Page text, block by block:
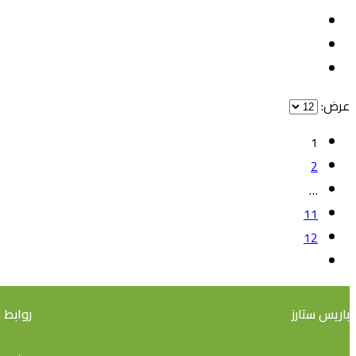
عرض:
1
2
…
11
12
باريس ستارز